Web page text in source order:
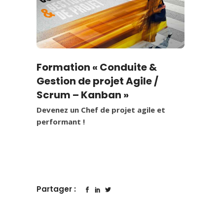
Formation « Conduite &
Gestion de projet Agile /
Scrum – Kanban »
Devenez un Chef de projet agile et
performant !
Partager :